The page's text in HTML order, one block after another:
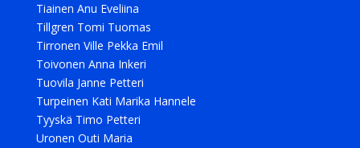
Tiainen Anu Eveliina
Tillgren Tomi Tuomas
Tirronen Ville Pekka Emil
Toivonen Anna Inkeri
Tuovila Janne Petteri
Turpeinen Kati Marika Hannele
Tyyskä Timo Petteri
Uronen Outi Maria